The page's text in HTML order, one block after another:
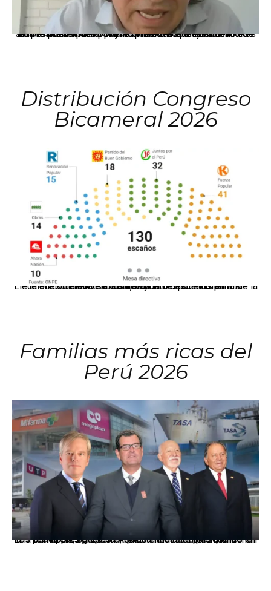
La presidenta Keiko Fujimori informó que la solicitud de indulto presentada por el expresidente Alejandro Toledo será evaluada por la Comisión de Gracias Presidenciales conforme al procedimiento establecido.
Distribución Congreso
Bicameral 2026
El JNE oficializó la distribución de escaños para la elección de 60 senadores y 130 diputados en las Elecciones Generales 2026, tras el restablecimiento de la Bicameralidad.
Familias más ricas del
Perú 2026
Los principales grupos empresariales del país mantienen una fuerte presencia en Áncash mediante inversiones en comercio, educación, salud e industria pesquera.